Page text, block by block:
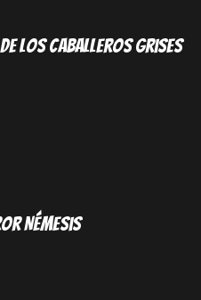
los Caballeros Grises
Némesis